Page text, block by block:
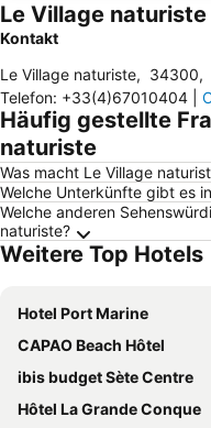
Le Village
Kontakt
Le Village naturiste, 34300,
Telefon: +33(4)67010404
Häufig gestellte
naturiste
Was macht Le Village
Welche Unterkünfte gibt es
Welche anderen
naturiste?
Weitere Top Hotels
Hotel Port Marine
CAPAO Beach Hôtel
ibis budget Sète Centre
Hôtel La Grande Conque